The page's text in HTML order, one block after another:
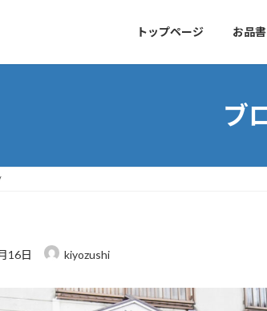
トップページ お品
ブ
16日 kiyozushi